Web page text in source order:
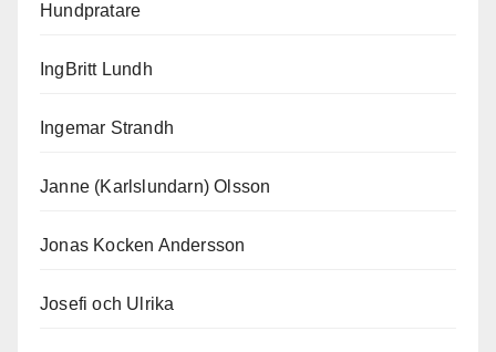
Hundpratare
IngBritt Lundh
Ingemar Strandh
Janne (Karlslundarn) Olsson
Jonas Kocken Andersson
Josefi och Ulrika